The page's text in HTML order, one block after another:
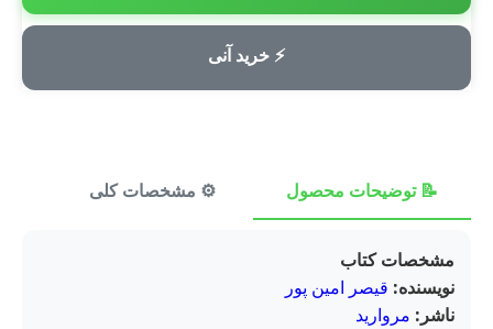
⚡ خرید آنی
💳 پرداخت امن
📝 توضیحات محصول ⚙️ مشخصات کلی
مشخصات کتاب
نویسنده: قیصر امین پور
ناشر: مروارید